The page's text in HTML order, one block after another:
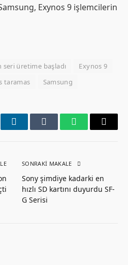
Exynos 9 işlemcilerin
seri üretime başladı
Exynos 9
taramas Samsung
LinkedInTumblr WhatsAppEmail
SONRAKI MAKALE
Sony şimdiye kadarki en
hızlı SD kartını duyurdu SF-
G Serisi